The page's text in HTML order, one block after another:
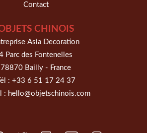
Contact
CHINOIS
Asia Decoration
Parc des Fontenelles
78870 Bailly - France
Tél : +33 6 51 17 24 37
: hello@objetschinois.com